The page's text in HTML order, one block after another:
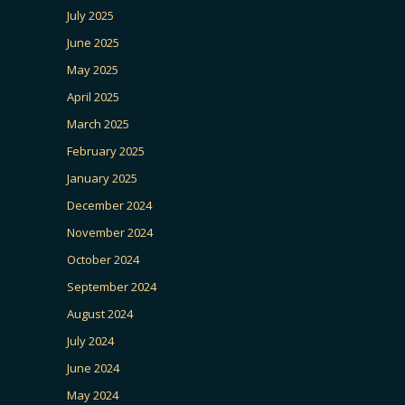
July 2025
June 2025
May 2025
April 2025
March 2025
February 2025
January 2025
December 2024
November 2024
October 2024
September 2024
August 2024
July 2024
June 2024
May 2024